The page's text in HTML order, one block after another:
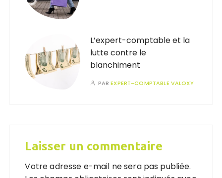
L’expert-comptable et la
lutte contre le
blanchiment
PAREXPERT-COMPTABLE VALOXY
Laisser un commentaire
Votre adresse e-mail ne sera pas publiée.